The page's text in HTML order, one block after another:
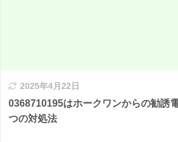
2025年4月22日
0368710195はホークワンからの勧誘
つの対処法